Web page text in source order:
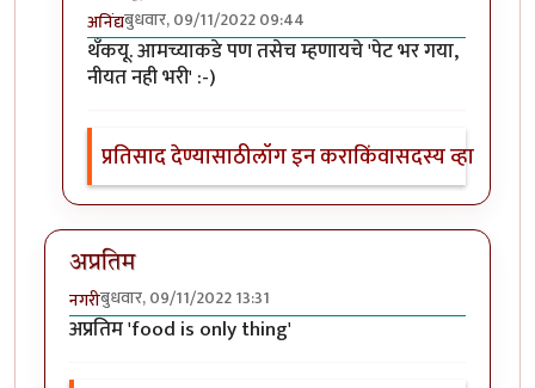
अनिंद्यबुधवार, 09/11/2022 09:44
In reply toलेख आवडला, फोटोही आवडले.byश्वेता व्यास
थँकयू. आमच्याकडे पण तसेच म्हणायचे 'पेट भर गया,
नीयत नही भरी' :-)
प्रतिसाद देण्यासाठीलॉग इन कराकिंवासदस्य व्हा
अप्रतिम
नगरीबुधवार, 09/11/2022 13:31
अप्रतिम 'food is only thing'